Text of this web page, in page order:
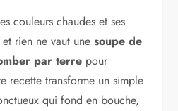
couleurs chaudes et ses
et rien ne vaut unesoupe de
par terre pour
recette transforme un simple
qui fond en bouche,